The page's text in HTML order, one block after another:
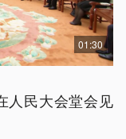
01:30
人民大会堂会见